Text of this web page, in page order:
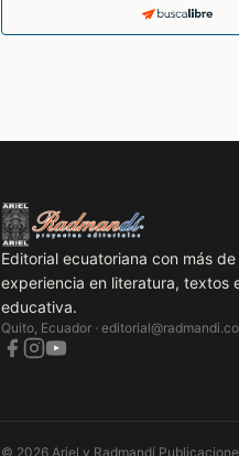
Editorial ecuatoriana con más
experiencia en literatura, textos
educativa.
Quito, Ecuador ·
© 2026 Ariel y Radmandí